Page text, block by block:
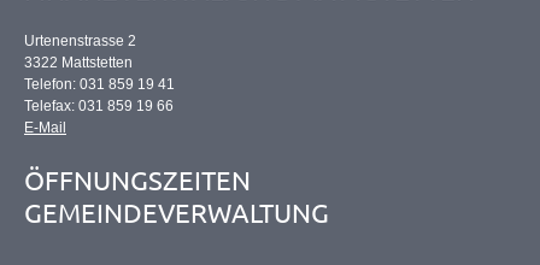
Urtenenstrasse 2
3322 Mattstetten
Telefon: 031 859 19 41
Telefax: 031 859 19 66
E-Mail
ÖFFNUNGSZEITEN
GEMEINDEVERWALTUNG